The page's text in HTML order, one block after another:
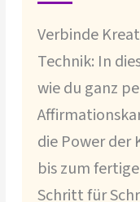
Verbinde
Technik: In
wie du ganz
die Power der
bis zum
Schritt für